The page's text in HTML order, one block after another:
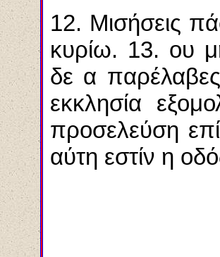
12. Μισήσεις
κυρίω. 13. ου
δε α
εκκλησία
προσελεύση
αύτη εστίν η